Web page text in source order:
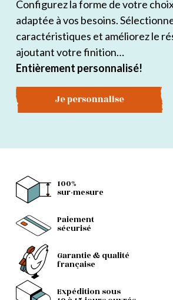
Configurez la forme de votre
adaptée à vos besoins.
caractéristiques et améliorez le
ajoutant votre finition…
Entièrement personnalisé!
Je personnalise
100%
sur-mesure
Paiement
sécurisé
Garantie & qualité
française
Expédition sous